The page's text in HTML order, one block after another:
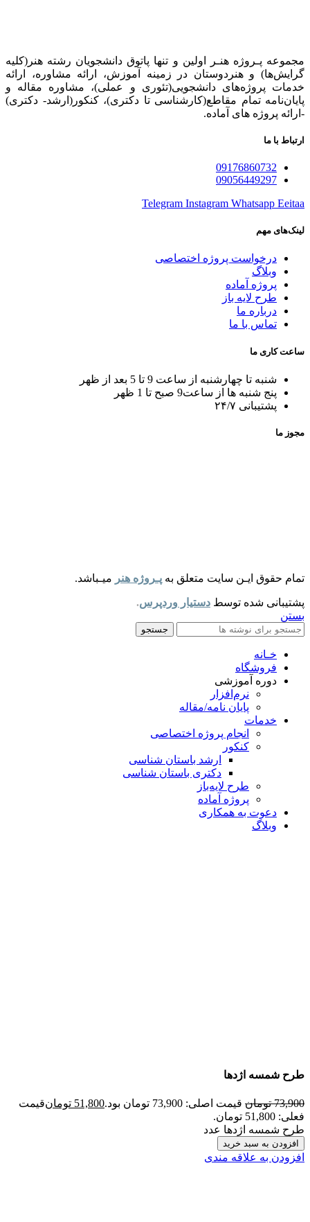
مجموعه پـروژه‌ هنـر اولین و تنها پاتوق دانشجویان رشته هنر(کلیه
گرایش‌ها) و هنردوستان در زمینه آموزش، ارائه‌ مشاوره‌، ارائه
خدمات پروژه‌های‌ دانشجویی(تئوری و عملی)، مشاوره مقاله و
پایان‌نامه تمام مقاطع(کارشناسی تا دکتری)، کنکور(ارشد- دکتری)
-ارائه پروژه های آماده.
ارتباط با ما
09176860732
09056449297
Telegram Instagram Whatsapp Eeitaa
لینک‌های مهم
درخواست پروژه اختصاصی
وبلاگ
پروژه آماده
طرح لایه باز
درباره ما
تماس با ما
ساعت کاری ما
شنبه تا چهارشنبه از ساعت 9 تا 5 بعد از ظهر
پنج شنبه ها از ساعت9 صبح تا 1 ظهر
پشتیبانی ۲۴/۷
مجوز ما
تمام حقوق ایـن سایت متعلق به پـروژه هنر میـباشد.
پشتیبانی شده توسط دستیار وردپرس.
بستن
جستجو
خـانه
فروشگاه
دوره آموزشی
نرم‌افزار
پایان نامه/مقاله
خدمات
انجام پروژه اختصاصی
کنکور
ارشد باستان شناسی
دکتری باستان شناسی
طرح لایه‌باز
پروژه آماده
دعوت به همکاری
وبلاگ
طرح شمسه اژدها
73,900 تومان قیمت اصلی: 73,900 تومان بود. 51,800 تومانقیمت
فعلی: 51,800 تومان.
طرح شمسه اژدها عدد
افزودن به سبد خرید
افزودن به علاقه مندی